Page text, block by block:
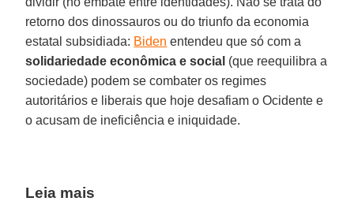
retorno dos dinossauros ou do triunfo da economia
estatal subsidiada: Biden entendeu que só com a
solidariedade econômica e social (que reequilibra a
sociedade) podem se combater os regimes
autoritários e liberais que hoje desafiam o Ocidente e
o acusam de ineficiência e iniquidade.
Leia mais